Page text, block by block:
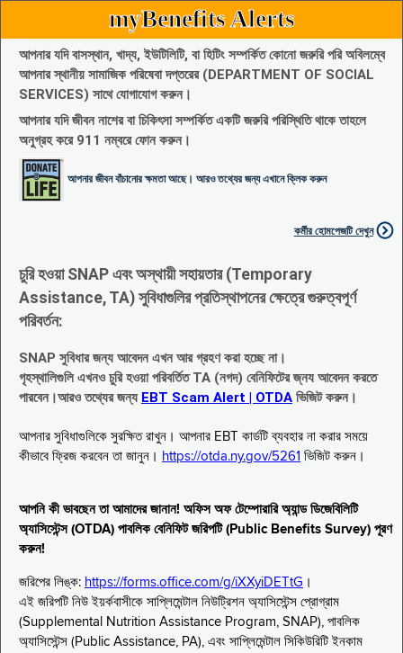
myBenefits Alerts
আপনার যদি বাসস্থান, খাদ্য, ইউটিলিটি, বা হিটিং সম্পর্কিত কোনো জরুরি পরি অবিলম্বে
আপনার স্থানীয় সামাজিক পরিষেবা দপ্তরের (DEPARTMENT OF SOCIAL
SERVICES) সাথে যোগাযোগ করুন।
আপনার যদি জীবন নাশের বা চিকিৎসা সম্পর্কিত একটি জরুরি পরিস্থিতি থাকে তাহলে
অনুগ্রহ করে 911 নম্বরে ফোন করুন।
আপনার জীবন বাঁচানোর ক্ষমতা আছে। আরও তথ্যের জন্য এখানে ক্লিক করুন
কর্মীর হোমপেজটি দেখুন
চুরি হওয়া SNAP এবং অস্থায়ী সহায়তার (Temporary
Assistance, TA) সুবিধাগুলির প্রতিস্থাপনের ক্ষেত্রে গুরুত্বপূর্ণ
পরিবর্তন:
SNAP সুবিধার জন্য আবেদন এখন আর গ্রহণ করা হচ্ছে না।
গৃহস্থালিগুলি এখনও চুরি হওয়া পরিবর্তিত TA (নগদ) বেনিফিটের জ্নয আবেদন করতে
পারবেন।আরও তথ্যের জন্য EBT Scam Alert | OTDA ভিজিট করুন।
আপনার সুবিধাগুলিকে সুরক্ষিত রাখুন। আপনার EBT কার্ডটি ব্যবহার না করার সময়ে
কীভাবে ফ্রিজ করবেন তা জানুন। https://otda.ny.gov/5261 ভিজিট করুন।
আপনি কী ভাবছেন তা আমাদের জানান! অফিস অফ টেম্পোরারি অ্যান্ড ডিজেবিলিটি
অ্যাসিস্টেন্স (OTDA) পাবলিক বেনিফিট জরিপটি (Public Benefits Survey) পূরণ
করুন!
জরিপের লিঙ্ক: https://forms.office.com/g/iXXyiDETtG ।
এই জরিপটি নিউ ইয়র্কবাসীকে সাপ্লিমেন্টাল নিউট্রিশন অ্যাসিস্টেন্স প্রোগ্রাম
(Supplemental Nutrition Assistance Program, SNAP), পাবলিক
অ্যাসিস্টেন্স (Public Assistance, PA), এবং সাপ্লিমেন্টাল সিকিউরিটি ইনকাম